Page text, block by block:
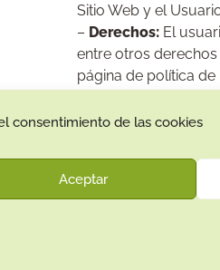
consentimiento de las cookies
Aceptar
Sitio Web y el
– Derechos: El
entre otros
página de política de
Rute, 14950 Códoba. España